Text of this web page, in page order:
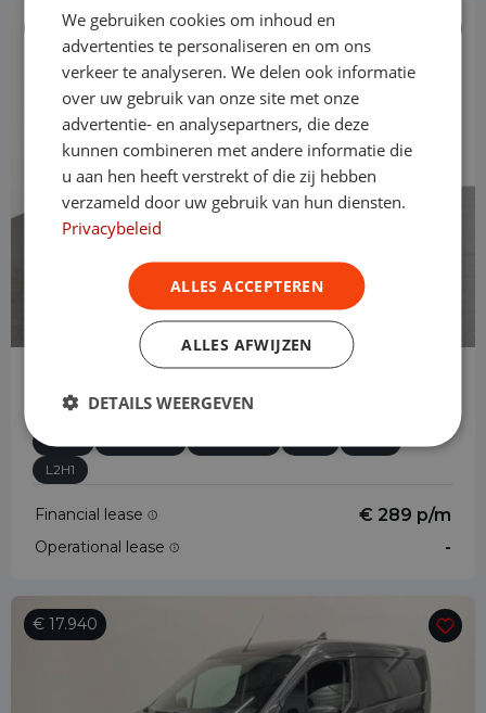
€ 17.940
1.5 EcoBlue Automaat L2 Trend
Diesel
L2H1
Financial lease € 289 p/m
Operational lease -
€ 17.940
We gebruiken cookies om inhoud en
advertenties te personaliseren en om ons
verkeer te analyseren. We delen ook informatie
over uw gebruik van onze site met onze
advertentie- en analysepartners, die deze
kunnen combineren met andere informatie die
u aan hen heeft verstrekt of die zij hebben
verzameld door uw gebruik van hun diensten.
Privacybeleid
ALLES ACCEPTEREN
ALLES AFWIJZEN
DETAILS WEERGEVEN